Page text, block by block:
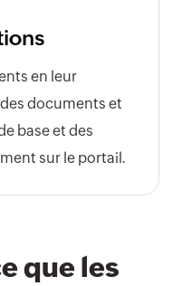
en leur
documents et
base et des
sur le portail.
que les